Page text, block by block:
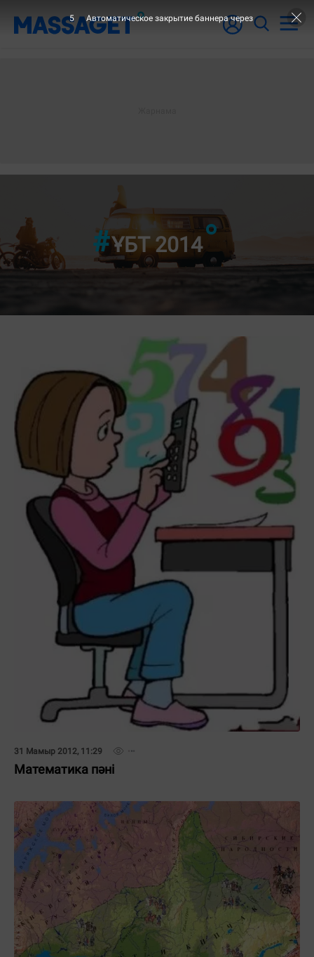
ҰБТ 2014"6-ШЫ БЕТ"
31 Мамыр 2012, 11:29
Математика пәні
3 Автоматическое закрытие баннера через